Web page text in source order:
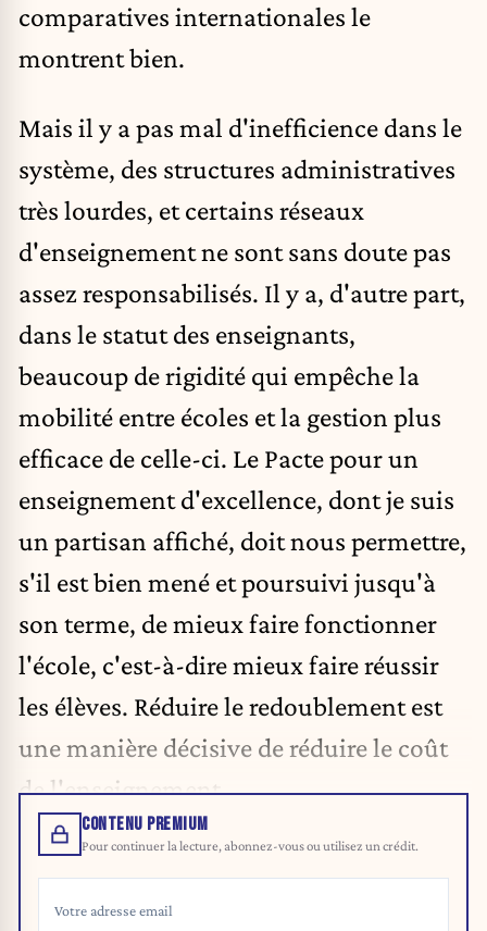
comparatives internationales le
montrent bien.
Mais il y a pas mal d'inefficience dans le
système, des structures administratives
très lourdes, et certains réseaux
d'enseignement ne sont sans doute pas
assez responsabilisés. Il y a, d'autre part,
dans le statut des enseignants,
beaucoup de rigidité qui empêche la
mobilité entre écoles et la gestion plus
efficace de celle-ci. Le Pacte pour un
enseignement d'excellence, dont je suis
un partisan affiché, doit nous permettre,
s'il est bien mené et poursuivi jusqu'à
son terme, de mieux faire fonctionner
l'école, c'est-à-dire mieux faire réussir
les élèves. Réduire le redoublement est
une manière décisive de réduire le coût
de l'enseignement.
CONTENU PREMIUM
Pour continuer la lecture, abonnez-vous ou utilisez un crédit.